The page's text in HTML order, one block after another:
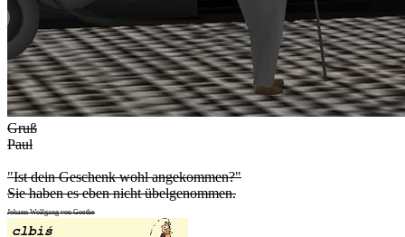
Gruß
Paul
"Ist dein Geschenk wohl angekommen?"
Sie haben es eben nicht übelgenommen.
Johann Wolfgang von Goethe